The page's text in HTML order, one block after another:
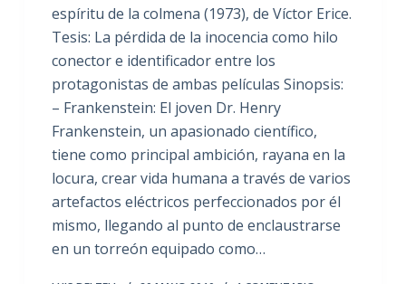
espíritu de la colmena (1973), de Víctor Erice.
Tesis: La pérdida de la inocencia como hilo
conector e identificador entre los
protagonistas de ambas películas Sinopsis:
– Frankenstein: El joven Dr. Henry
Frankenstein, un apasionado científico,
tiene como principal ambición, rayana en la
locura, crear vida humana a través de varios
artefactos eléctricos perfeccionados por él
mismo, llegando al punto de enclaustrarse
en un torreón equipado como…